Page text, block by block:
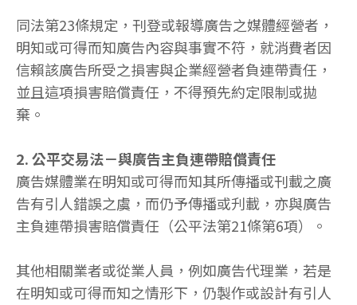
同法第23條規定，刊登或報導廣告之媒體經營者，
明知或可得而知廣告內容與事實不符，就消費者因
信賴該廣告所受之損害與企業經營者負連帶責任，
並且這項損害賠償責任，不得預先約定限制或拋
棄。
2. 公平交易法－與廣告主負連帶賠償責任
廣告媒體業在明知或可得而知其所傳播或刊載之廣
告有引人錯誤之虞，而仍予傳播或刋載，亦與廣告
主負連帶損害賠償責任（公平法第21條第6項）。
其他相關業者或從業人員，例如廣告代理業，若是
在明知或可得而知之情形下，仍製作或設計有引人